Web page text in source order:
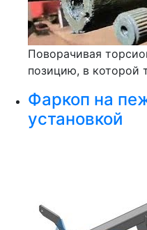
Поворачивая
позицию, в которой
Фаркоп на
установкой